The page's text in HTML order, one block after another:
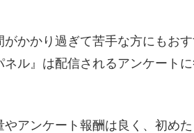
がかかり過ぎて苦手な方にもお
ネル』は配信されるアンケート
やアンケート報酬は良く、初め